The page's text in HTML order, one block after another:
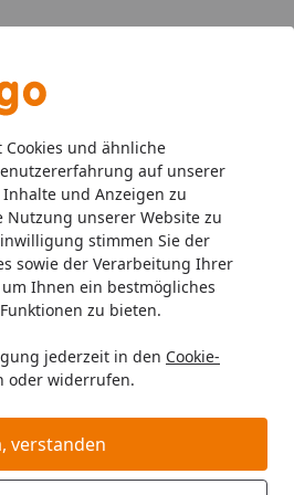
Cookies und ähnliche
auf unserer
und Anzeigen zu
unserer Website zu
stimmen Sie der
sowie der Verarbeitung Ihrer
Ihnen ein bestmögliches
zu bieten.
jederzeit in den Cookie-
oder widerrufen.
verstanden
Snacks Corwex Kringel Ente mit
Ente mit Reis 500g